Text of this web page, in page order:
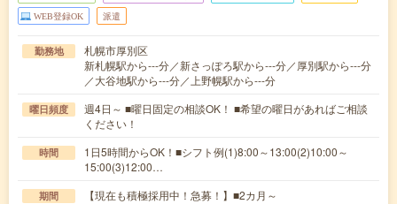
WEB登録OK 派遣
勤務地
札幌市厚別区
新札幌駅から---分／新さっぽろ駅から---分／厚別駅から---分
／大谷地駅から---分／上野幌駅から---分
曜日頻度
週4日～ ■曜日固定の相談OK！ ■希望の曜日があればご相談
ください！
時間
1日5時間からOK！■シフト例(1)8:00～13:00(2)10:00～
15:00(3)12:00…
期間 【現在も積極採用中！急募！】■2カ月～